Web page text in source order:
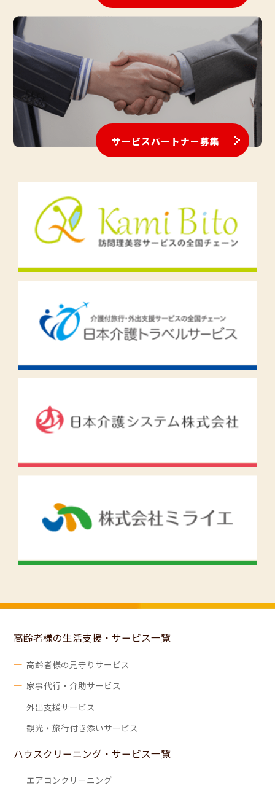
サービスパートナー募集
高齢者様の生活支援・サービス一覧
高齢者様の見守りサービス
家事代行・介助サービス
外出支援サービス
観光・旅行付き添いサービス
ハウスクリーニング・サービス一覧
エアコンクリーニング